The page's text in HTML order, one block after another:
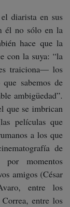
diarista en sus
él no sólo en la
hace que la
con la suya: “la
traiciona— los
sabemos de
ambigüedad”.
que se imbrican
películas que
a los que
de
momentos
amigos (César
entre los
entre los